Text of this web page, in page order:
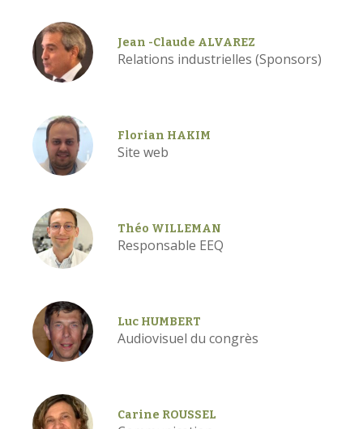
Jean -Claude ALVAREZ
Relations industrielles (Sponsors)
Florian HAKIM
Site web
Théo WILLEMAN
Responsable EEQ
Luc HUMBERT
Audiovisuel du congrès
Carine ROUSSEL